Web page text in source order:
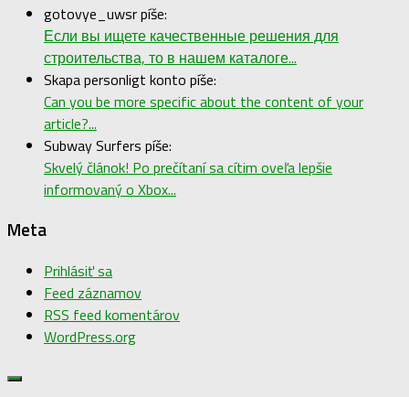
gotovye_uwsr píše:
Если вы ищете качественные решения для
строительства, то в нашем каталоге...
Skapa personligt konto píše:
Can you be more specific about the content of your
article?...
Subway Surfers píše:
Skvelý článok! Po prečítaní sa cítim oveľa lepšie
informovaný o Xbox...
Meta
Prihlásiť sa
Feed záznamov
RSS feed komentárov
WordPress.org